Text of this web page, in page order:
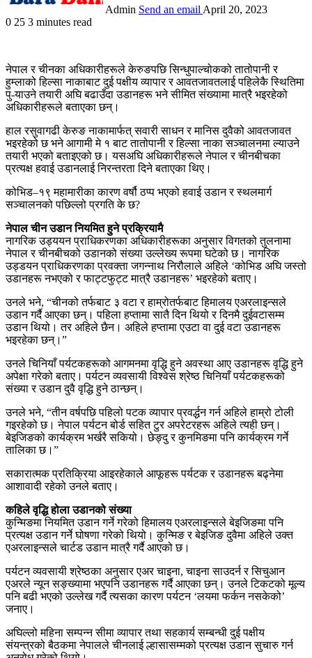
Admin Send an email April 20, 2023
0 25 3 minutes read
नेपाल र चीनका अधिकारीहरूले केरुङपछि सिन्धुपाल्चोकको तातोपानी र
हुम्लाको हिल्सा नाकाबाट दुई पक्षीय व्यापार र आवतजावतलाई पहिलेकै स्थितिमा
पु-याउने तयारी अघि बढाउँदा उडानहरू भने सीमित संख्यामा मात्रै भइरहेको
अधिकारीहरूले बताएका छन्।
हाल रसुवागढी केरुङ नाकामार्फत् सवारी साधन र मानिस दुवैको आवतजावत
भइरहेको छ भने आगामी मे १ बाट तातोपानी र हिल्सा नाका सञ्चालनमा ल्याउने
तयारी भएको बताइएको छ। यसअघि अधिकारीहरूले नेपाल र चीनबीचका
प्रत्यक्ष हवाई उडानलाई निरन्तरता दिने बताएका थिए।
कोभिड–१९ महामारीका कारण वर्षौ ठप्प भएको हवाई उडान र स्थलमार्ग
सञ्चालनको पछिल्लो प्रगति के छ?
नेपाल चीन उडान नियमित हुने प्रक्रियामै
नागरिक उड्ययन प्राधिकरणका अधिकारीहरूका अनुसार विगतको तुलनामा
नेपाल र चीनबीचको उडानको संख्या उल्लेख्य रूपमा घटेको छ। नागरिक
उड्डयन प्राधिकरणका प्रवक्ता जगन्नाथ निरौलाले अहिले ‘कोभिड अघि जस्तो
उडानहरू नभएको र फाट्टफुट्ट मात्रै उडानहरू’ भइरहेको बताए।
उनले भने, “चीनको तर्फबाट ३ वटा र हाम्रोतर्फबाट हिमालय एअरलाइन्सले
उडान गर्दै आएका छन्। पहिला हप्तामा सातै दिन थियो र दिनमै दुईवटासम्म
उडान थियो। तर अहिले छैन। अहिले हप्तामा एउटा वा दुई वटा उडानहरू
भइरहेका छन्।”
उनले चिनियाँ पर्यटकहरूको आगमनमा वृद्धि हुने अवस्था आए उडानहरू वृद्धि हुने
अपेक्षा गरेको बताए। पर्यटन व्यवसायी विश्वेस श्रेष्ठ चिनियाँ पर्यटकहरूको
संख्या र उडान दुवै वृद्धि हुने ठान्छन्।
उनले भने, “तीन वर्षपछि पहिलो पटक व्यापार प्रवर्द्धन गर्न अहिले हाम्रो टोली
गइरहेको छ। नेपाल पर्यटन बोर्ड सहित टुर अपरेटरहरू अहिले त्यही छन्।
बेइजिङको कार्यक्रम भर्खरै सकियो। छेङ्दु र कुनमिङमा पनि कार्यक्रम गर्ने
तालिका छ।”
सकारात्मक प्रतिक्रिया आइरहेकाले आफूहरू पर्यटक र उडानहरू बढ्नेमा
आशावादी रहेको उनले बताए।
कहिले वृद्धि होला उडानको संख्या
कुन्मिङमा नियमित उडान गर्ने गरेको हिमालय एअरलाइन्सले बेइजिङमा पनि
प्रत्यक्ष उडान गर्ने घोषणा गरेको थियो। कुन्मिङ र बेइजिङ दुवैमा अहिले उक्त
एअरलाइन्सले चार्टड उडान मात्रै गर्दै आएको छ।
पर्यटन व्यवसायी श्रेष्ठका अनुसार एअर चाइना, चाइना साउदर्न र सिचुआन
एअरले न्यून सङ्ख्यामा भएपनि उडानहरू गर्दै आएका छन्। उनले टिकटको मूल्य
पनि बढी भएको उल्लेख गर्दै त्यसका कारण पर्यटन ‘लयमा फर्कन नसकेको’
जनाए।
अघिल्लो महिना सम्पन्न सीमा व्यापार तथा सहकार्य सम्बन्धी दुई पक्षीय
संयन्त्रको बैठकमा नेपालले चीनलाई ल्हासासम्मको प्रत्यक्ष उडान सुचारु गर्न